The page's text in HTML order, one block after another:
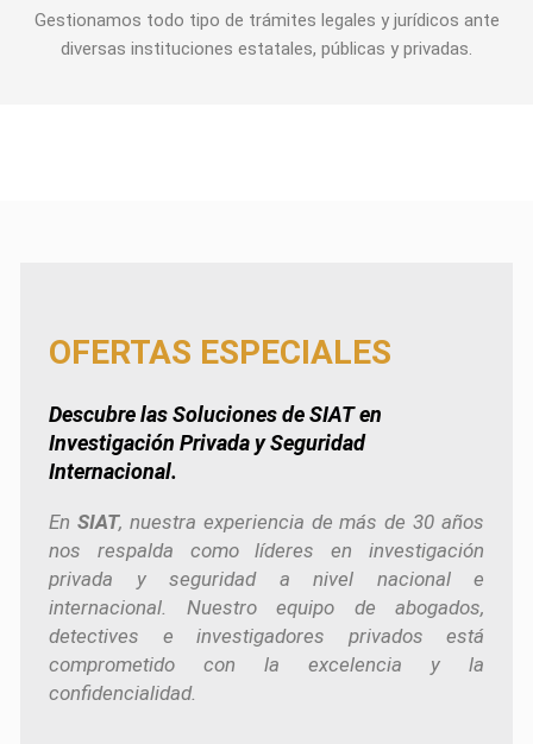
Gestionamos todo tipo de trámites legales y jurídicos ante
diversas instituciones estatales, públicas y privadas.
OFERTAS ESPECIALES
Descubre las Soluciones deSIATen
Investigación Privada y Seguridad
Internacional.
En SIAT, nuestra experiencia de más de 30 años
nos respalda como líderes en investigación
privada y seguridad a nivel nacional e
internacional. Nuestro equipo de abogados,
detectives e investigadores privados está
comprometido con la excelencia y la
confidencialidad.